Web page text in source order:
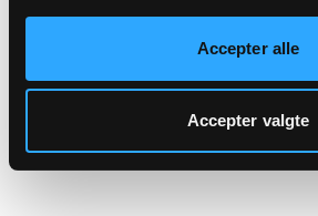
Accepter alle
Accepter valgte